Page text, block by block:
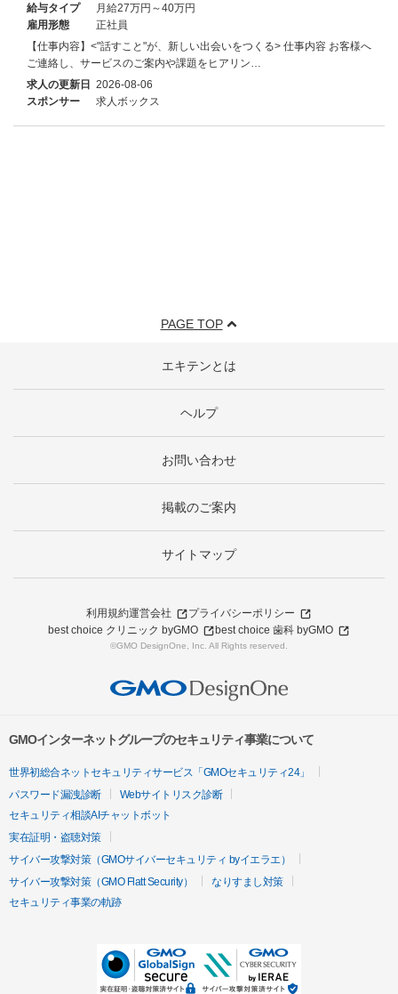
給与タイプ
月給27万円～40万円
雇用形態
正社員
【仕事内容】<"話すこと"が、新しい出会いをつくる> 仕事内容 お客様へ
ご連絡し、サービスのご案内や課題をヒアリン…
求人の更新日 2026-08-06
スポンサー
求人ボックス
PAGE TOP
エキテンとは
ヘルプ
お問い合わせ
掲載のご案内
サイトマップ
利用規約運営会社
プライバシーポリシー
best choice クリニック byGMO
best choice 歯科 byGMO
©GMO DesignOne, Inc. All Rights reserved.
GMOインターネットグループのセキュリティ事業について
世界初総合ネットセキュリティサービス「GMOセキュリティ24」
パスワード漏洩診断
Webサイトリスク診断
セキュリティ相談AIチャットボット
実在証明・盗聴対策
サイバー攻撃対策（GMOサイバーセキュリティ byイエラエ）
サイバー攻撃対策（GMO Flatt Security）
なりすまし対策
セキュリティ事業の軌跡